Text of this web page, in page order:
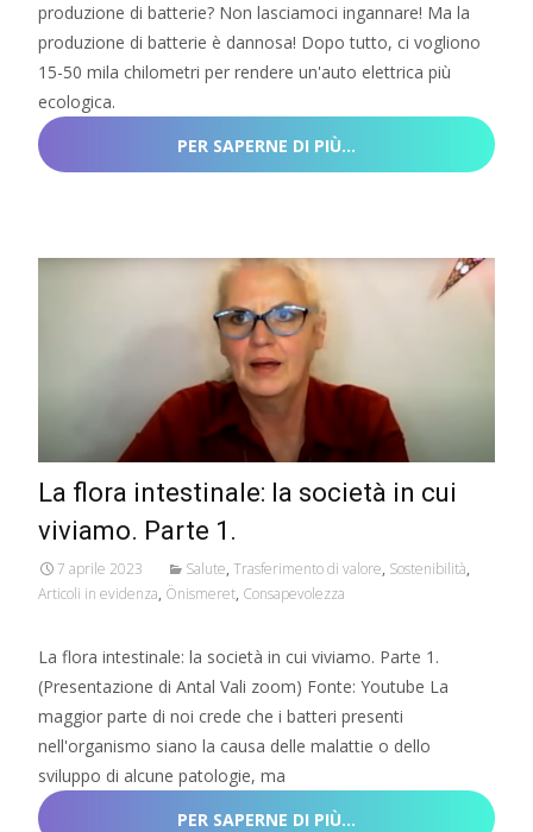
produzione di batterie? Non lasciamoci ingannare! Ma la
produzione di batterie è dannosa! Dopo tutto, ci vogliono
15-50 mila chilometri per rendere un'auto elettrica più
ecologica.
PER SAPERNE DI PIÙ…
La flora intestinale: la società in cui
viviamo. Parte 1.
7 aprile 2023 Salute, Trasferimento di valore, Sostenibilità,
Articoli in evidenza, Önismeret, Consapevolezza
La flora intestinale: la società in cui viviamo. Parte 1.
(Presentazione di Antal Vali zoom) Fonte: Youtube La
maggior parte di noi crede che i batteri presenti
nell'organismo siano la causa delle malattie o dello
sviluppo di alcune patologie, ma
PER SAPERNE DI PIÙ…